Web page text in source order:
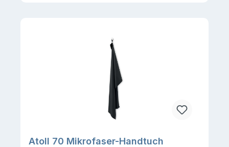
Atoll 70 Mikrofaser-Handtuch